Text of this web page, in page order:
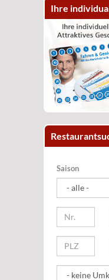
Ihre
Saison